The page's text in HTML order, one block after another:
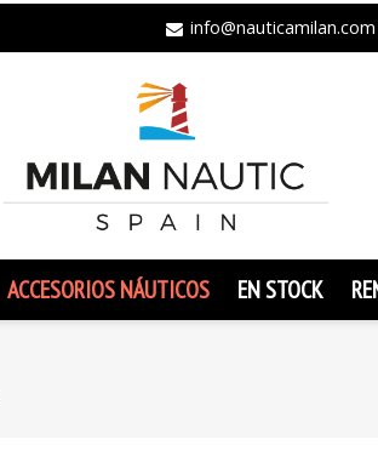
info@nauticamilan.com
ACCESORIOS NÁUTICOS EN STOCK